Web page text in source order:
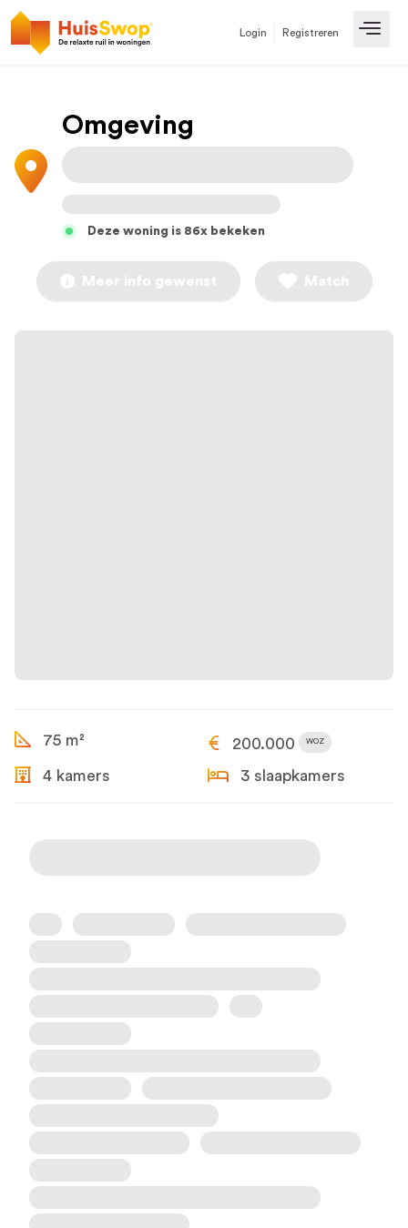
Login Registreren
Omgeving
Deze woning is 86x bekeken
Meer info gewenst Match
75 m² 200.000 WOZ
4 kamers 3 slaapkamers